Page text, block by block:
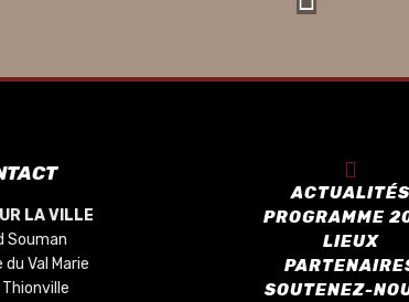
LA VILLE
Souman
Val Marie
ACTUALITÉS
PROGRAMME
LIEUX
SOUTENEZ-